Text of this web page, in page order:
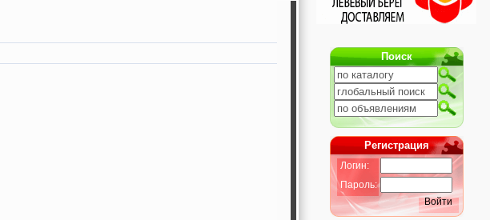
Поиск
Регистрация
Логин:
Пароль:
Войти